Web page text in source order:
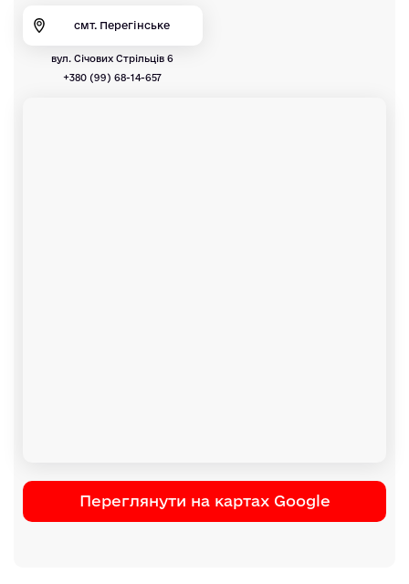
смт. Перегінське
вул. Січових Стрільців 6
+380 (99) 68-14-657
Переглянути на картах Google